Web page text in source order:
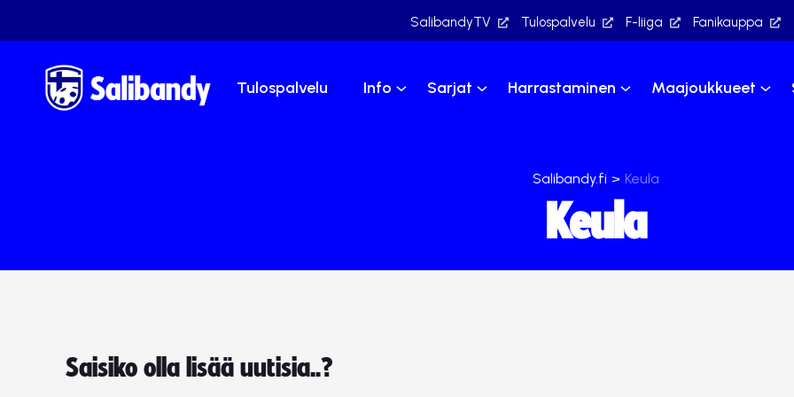
SalibandyTV Tulospalvelu F-liiga Fanikauppa
Tulospalvelu Info Sarjat Harrastaminen Maajoukkueet
Salibandy.fi > Keula
Keula
Saisiko olla lisää uutisia..?